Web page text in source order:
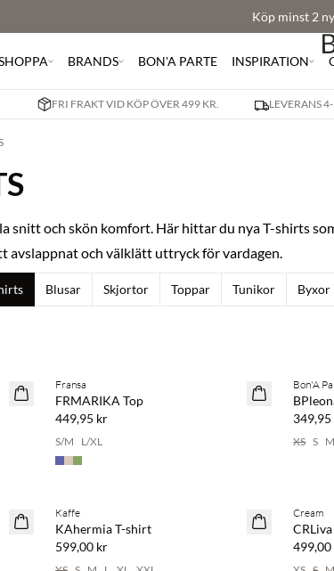
Köp minst 2
BRANDS BON'A PARTE INSPIRATION
FRI FRAKT VID KÖP ÖVER 499 KR. LEVERANS
snitt och skön komfort. Här hittar du nya T-shirts
avslappnat och välklätt uttryck för vardagen.
Blusar Skjortor Toppar Tunikor Byxor
NYHET
Fransa
FRMARIKA Top
449,95 kr
S/M L/XL
Bon'A
XS S M
NYHET
Kaffe
KAhermia T-shirt
599,00 kr
NYHET
Cream